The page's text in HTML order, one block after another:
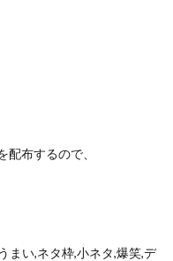
布するので、
まい,ネタ枠,小ネタ,爆笑,デ